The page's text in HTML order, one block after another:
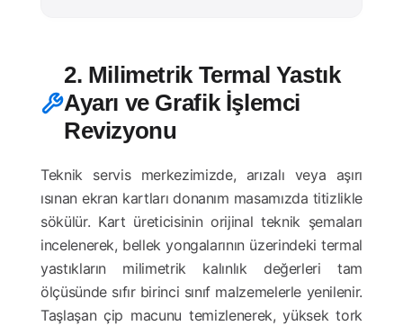
2. Milimetrik Termal Yastık
Ayarı ve Grafik İşlemci
Revizyonu
Teknik servis merkezimizde, arızalı veya aşırı
ısınan ekran kartları donanım masamızda titizlikle
sökülür. Kart üreticisinin orijinal teknik şemaları
incelenerek, bellek yongalarının üzerindeki termal
yastıkların milimetrik kalınlık değerleri tam
ölçüsünde sıfır birinci sınıf malzemelerle yenilenir.
Taşlaşan çip macunu temizlenerek, yüksek tork